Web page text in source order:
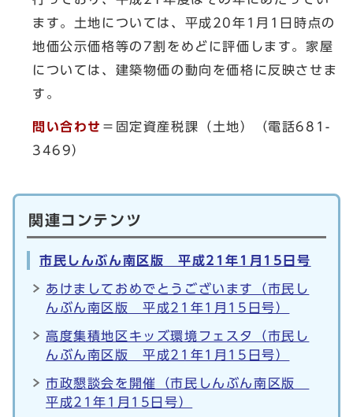
ます。土地については、平成20年1月1日時点の
地価公示価格等の7割をめどに評価します。家屋
については、建築物価の動向を価格に反映させま
す。
問い合わせ ＝固定資産税課（土地）（電話681-
3469）
関連コンテンツ
市民しんぶん南区版 平成21年1月15日号
あけましておめでとうございます（市民し
んぶん南区版 平成21年1月15日号）
高度集積地区キッズ環境フェスタ（市民し
んぶん南区版 平成21年1月15日号）
市政懇談会を開催（市民しんぶん南区版
平成21年1月15日号）